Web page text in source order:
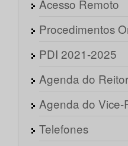
Acesso Remoto
Procedimentos
PDI 2021-2025
Agenda do Reitor
Agenda do Vice-
Telefones